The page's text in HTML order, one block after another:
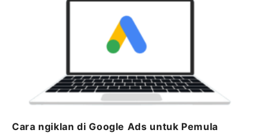
Cara ngiklan di Google Ads untuk Pemula